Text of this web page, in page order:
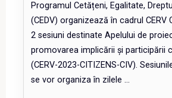
Programul Cetățeni, Egalitate,
(CEDV) organizează în cadrul CERV
2 sesiuni destinate Apelului de
promovarea implicării și participării
(CERV-2023-CITIZENS-CIV).
se vor organiza în zilele …